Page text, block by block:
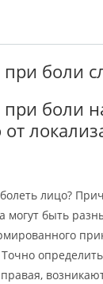
боли
при боли
лицо?
могут быть